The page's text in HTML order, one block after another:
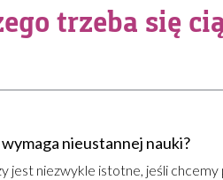
trzeba się
nieustannej nauki?
jest niezwykle istotne, jeśli